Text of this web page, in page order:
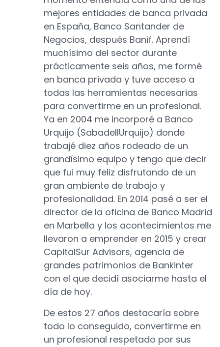
mejores entidades de banca privada
en España, Banco Santander de
Negocios, después Banif. Aprendí
muchísimo del sector durante
prácticamente seis años, me formé
en banca privada y tuve acceso a
todas las herramientas necesarias
para convertirme en un profesional.
Ya en 2004 me incorporé a Banco
Urquijo (SabadellUrquijo) donde
trabajé diez años rodeado de un
grandísimo equipo y tengo que decir
que fui muy feliz disfrutando de un
gran ambiente de trabajo y
profesionalidad. En 2014 pasé a ser el
director de la oficina de Banco Madrid
en Marbella y los acontecimientos me
llevaron a emprender en 2015 y crear
CapitalSur Advisors, agencia de
grandes patrimonios de Bankinter
con el que decidí asociarme hasta el
día de hoy.
De estos 27 años destacaría sobre
todo lo conseguido, convertirme en
un profesional respetado por sus